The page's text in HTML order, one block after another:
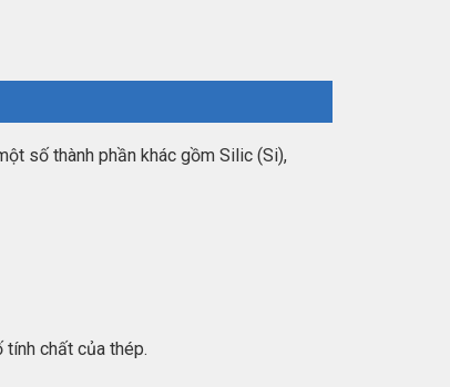
số thành phần khác gồm Silic (Si),
tính chất của thép.